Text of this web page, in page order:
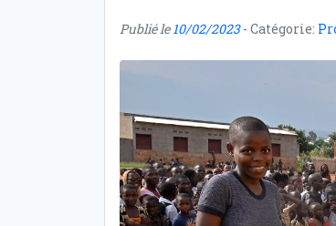
Publié le10/02/2023 - Catégorie: